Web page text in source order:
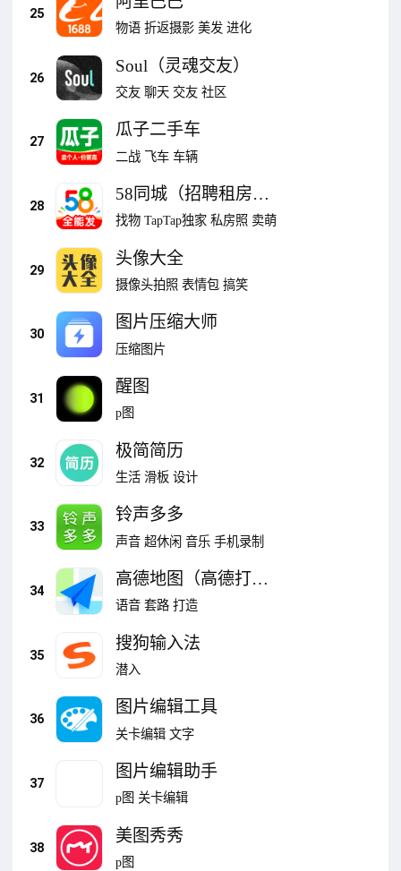
25
物语 折返摄影 美发 进化
26
Soul（灵魂交友）
交友 聊天 交友 社区
27
瓜子二手车
二战 飞车 车辆
28
58同城（招聘租房家
政）
找物 TapTap独家 私房照 卖萌
29
头像大全
摄像头拍照 表情包 搞笑
30
图片压缩大师
压缩图片
31
醒图
p图
32
极简简历
生活 滑板 设计
33
铃声多多
声音 超休闲 音乐 手机录制
34
高德地图（高德打
车）
语音 套路 打造
35
搜狗输入法
潜入
36
图片编辑工具
关卡编辑 文字
37
图片编辑助手
p图 关卡编辑
38
美图秀秀
p图